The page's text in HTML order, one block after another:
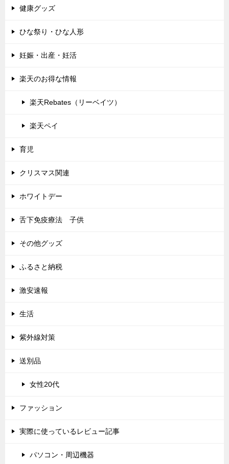
健康グッズ
ひな祭り・ひな人形
妊娠・出産・妊活
楽天のお得な情報
楽天Rebates（リーベイツ）
楽天ペイ
育児
クリスマス関連
ホワイトデー
舌下免疫療法 子供
その他グッズ
ふるさと納税
激安速報
生活
紫外線対策
送別品
女性20代
ファッション
実際に使っているレビュー記事
パソコン・周辺機器